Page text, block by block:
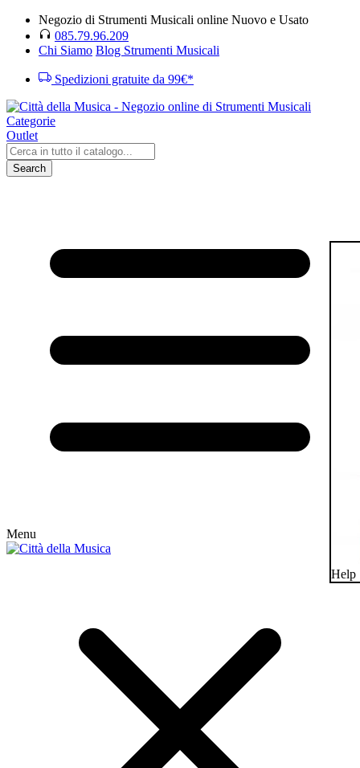
Negozio di Strumenti Musicali online Nuovo e Usato
085.79.96.209
Chi Siamo Blog Strumenti Musicali
Spedizioni gratuite da 99€*
Categorie
Outlet
Search
Menu
Help